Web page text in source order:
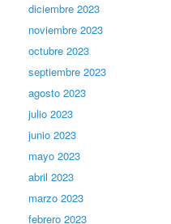
diciembre 2023
noviembre 2023
octubre 2023
septiembre 2023
agosto 2023
julio 2023
junio 2023
mayo 2023
abril 2023
marzo 2023
febrero 2023